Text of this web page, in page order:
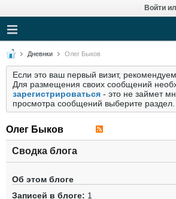
Войти
Дневнки Олег Быков
Если это ваш первый визит,
Для размещения своих сообщений
зарегистрироваться - это не займет
просмотра сообщений выберите раздел.
Олег Быков
Сводка блога
Об этом блоге
Записей в блоге: 1